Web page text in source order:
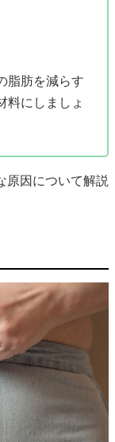
脂肪を減らす
料にしましょ
原因について解説